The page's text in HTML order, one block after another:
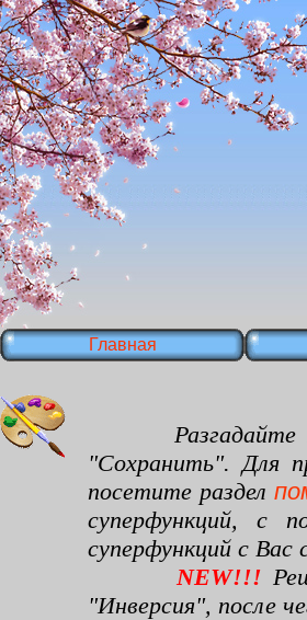
Главная
Разгадайте
"Сохранить". Для
посетите раздел
суперфункций, с
суперфункций с
NEW!!!
"Инверсия", после